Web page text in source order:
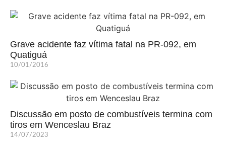
Grave acidente faz vítima fatal na PR-092, em
Quatiguá
10/01/2016
Discussão em posto de combustíveis termina com
tiros em Wenceslau Braz
14/07/2023